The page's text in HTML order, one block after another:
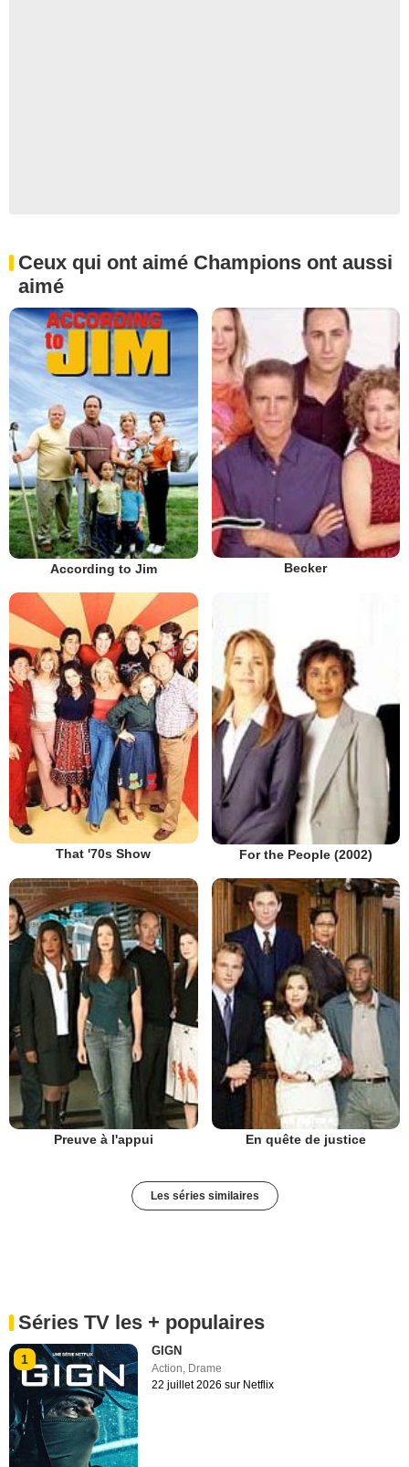
Ceux qui ont aimé Champions ont aussi
aimé
According to Jim Becker
That '70s Show For the People (2002)
Preuve à l'appui En quête de justice
Les séries similaires
Séries TV les + populaires
1
GIGN
Action, Drame
22 juillet 2026 sur Netflix